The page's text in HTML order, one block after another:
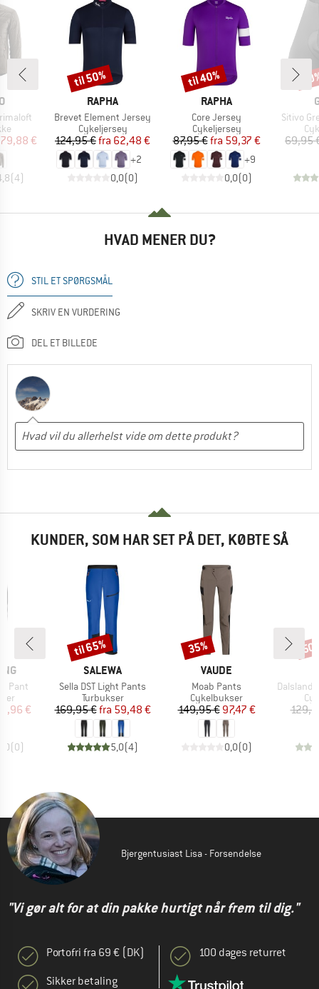
pris
79,88 €
(4)
MÆRKE
RAPHA
Artikel
Brevet Element Jersey
Produktgruppe
Cykeljersey
Pris
124,95 € Nedsat pris
fra 62,48 €
+2
0,0(0)
Rabat
til 50%
MÆRKE
RAPHA
Artikel
Core Jersey
Produktgruppe
Cykeljersey
Pris
87,95 € Nedsat pris
fra 59,37 €
+9
0,0(0)
Rabat
til 40%
Artikel
Sitivo
69,95
HVAD MENER DU?
STIL ET SPØRGSMÅL
SKRIV EN VURDERING
DEL ET BILLEDE
KUNDER, SOM HAR SET PÅ DET, KØBTE SÅ
Pant
pris
€
(0)
MÆRKE
SALEWA
Artikel
Sella DST Light Pants
Produktgruppe
Turbukser
Pris
169,95 € Nedsat pris
fra 59,48 €
5,0(4)
Rabat
til 65%
MÆRKE
VAUDE
Artikel
Moab Pants
Produktgruppe
Cykelbukser
Pris
149,95 €Nedsat pris
97,47 €
0,0(0)
Rabat
35%
Artikel
DalslandSt.
Bjergentusiast Lisa - Forsendelse
"Vi gør alt for at din pakke hurtigt når frem til dig."
Portofri fra 69 € (DK)
Sikker betaling
100 dages returret